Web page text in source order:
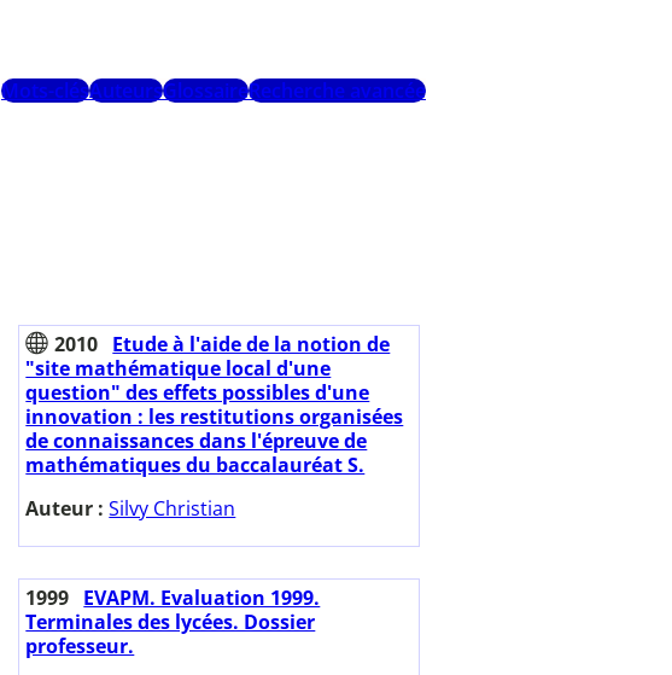
Mots-clésAuteursGlossaireRecherche avancée
2010 Etude à l'aide de la notion de
"site mathématique local d'une
question" des effets possibles d'une
innovation : les restitutions organisées
de connaissances dans l'épreuve de
mathématiques du baccalauréat S.
Auteur :Silvy Christian
1999 EVAPM. Evaluation 1999.
Terminales des lycées. Dossier
professeur.